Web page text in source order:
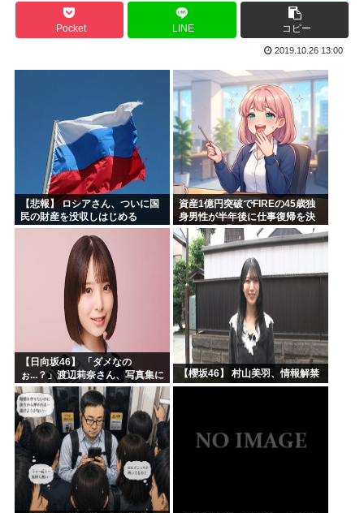
女が100パーセント見てない漫画見つけたわ
高市早苗「袴田さんを犯人だと思ってないわよ！判決が到底承...
【維新速報】副首都・大阪都「大阪万博の跡地を “お金持ち...
あのガンプラさん、投げ売りされる
農水省「食料自給率37%で過去最低」 肥料は輸入ほぼ10...
工学博士「国民が反中に染まっているから自民党は勝った
ちいかわ、先週比209%www
Pocket LINE コピー
2019.10.26 13:00
【悲報】 ロシアさん、ついに国
民の財産を没収しはじめる
資産1億円突破でFIREの45歳独
身男性が半年後に仕事復帰を決
意した「1通の通知」
【日向坂46】 「ダメなの
ぉ...？」渡辺莉奈さん、写真集に
興味津々
【櫻坂46】 村山美羽、情報解禁